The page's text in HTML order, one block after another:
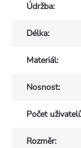
Údržba:
Délka:
Materiál:
Nosnost:
Počet
Rozměr: